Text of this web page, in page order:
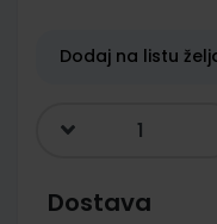
galleryDodaj na listu
Dostava